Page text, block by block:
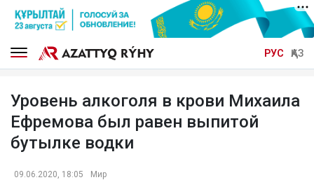
РУС ҚАЗ
Уровень алкоголя в крови Михаила
Ефремова был равен выпитой
бутылке водки
09.06.2020, 18:05 Мир